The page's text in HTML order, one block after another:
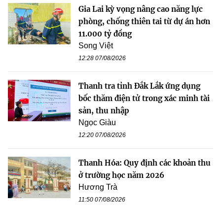
Gia Lai kỳ vọng nâng cao năng lực
phòng, chống thiên tai từ dự án hơn
11.000 tỷ đồng
Song Việt
12:28 07/08/2026
Thanh tra tỉnh Đắk Lắk ứng dụng
bốc thăm điện tử trong xác minh tài
sản, thu nhập
Ngọc Giàu
12:20 07/08/2026
Thanh Hóa: Quy định các khoản thu
ở trường học năm 2026
Hương Trà
11:50 07/08/2026